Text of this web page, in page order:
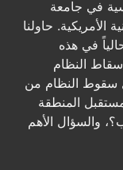
في جامعة
الأمريكية. حاولنا
في هذه
النظام
سقوط النظام من
المنطقة
والسؤال الأهم